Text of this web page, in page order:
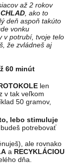
až 2 rokov
, ako to
deň aspoň takúto
vonku
v potrubí, tvoje telo
že zvládneš aj
60 minút
len
v tak veľkom
50 gramov,
lebo stimuluje
potrebovať
ale rovnako
a RECYKLÁCIOU
dňa.